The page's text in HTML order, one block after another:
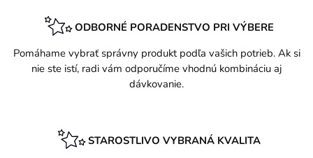
ODBORNÉ PORADENSTVO PRI VÝBERE
Pomáhame vybrať správny produkt podľa vašich potrieb. Ak si
nie ste istí, radi vám odporučíme vhodnú kombináciu aj
dávkovanie.
STAROSTLIVO VYBRANÁ KVALITA